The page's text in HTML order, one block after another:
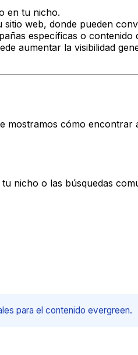
en tu nicho.
web, donde pueden
específicas o contenido
aumentar la visibilidad
mostramos cómo encontrar
nicho o las búsquedas
para el contenido evergreen.